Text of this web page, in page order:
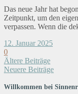
Das neue Jahr hat
Zeitpunkt, um den
verpassen. Wenn die
12. Januar 2025
0
Ältere Beiträge
Neuere Beiträge
Willkommen bei